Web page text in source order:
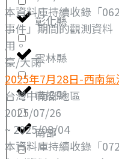
彰化縣
雲林縣
南投縣
南部
本資料庫持續收錄「
事件」期間的觀測資料
用。
豪/大雨
2025年7月28日-西南
台灣中南部地區
2025/07/26
~ 2025/08/04
本資料庫持續收錄「